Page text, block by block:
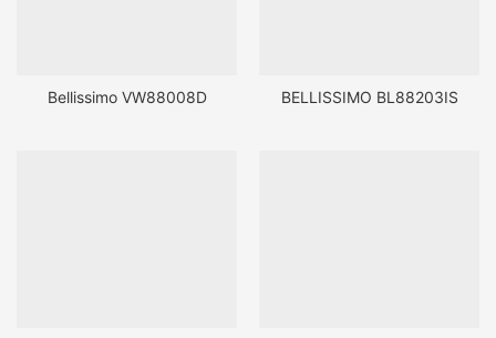
Bellissimo VW88008D BELLISSIMO BL88203IS